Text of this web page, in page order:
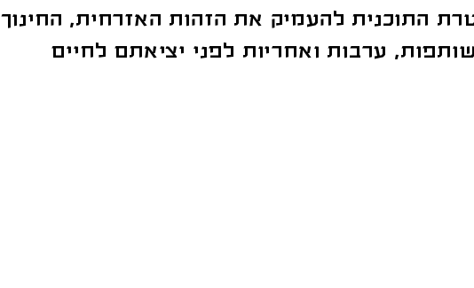
התוכנית להעמיק את הזהות האזרחית, החינוך
ערבות ואחריות לפני יציאתם לחיים